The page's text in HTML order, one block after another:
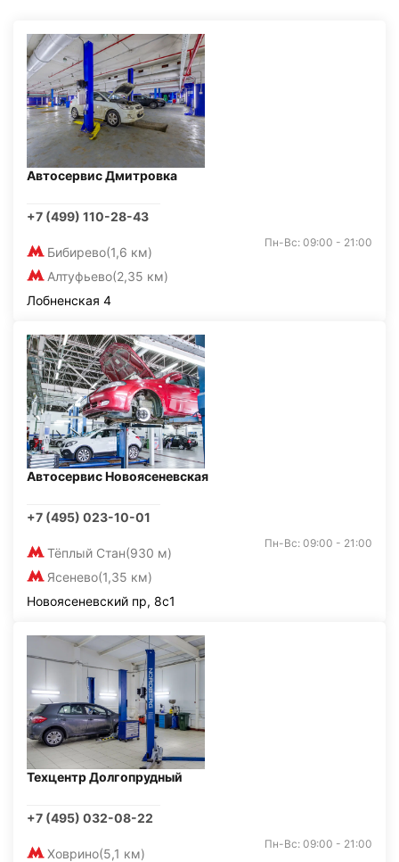
Автосервис Дмитровка
+7 (499) 110-28-43
Бибирево(1,6 км)
Алтуфьево(2,35 км)
Пн-Вс: 09:00 - 21:00
Лобненская 4
Автосервис Новоясеневская
+7 (495) 023-10-01
Тёплый Стан(930 м)
Ясенево(1,35 км)
Пн-Вс: 09:00 - 21:00
Новоясеневский пр, 8с1
Техцентр Долгопрудный
+7 (495) 032-08-22
Ховрино(5,1 км)
Пн-Вс: 09:00 - 21:00